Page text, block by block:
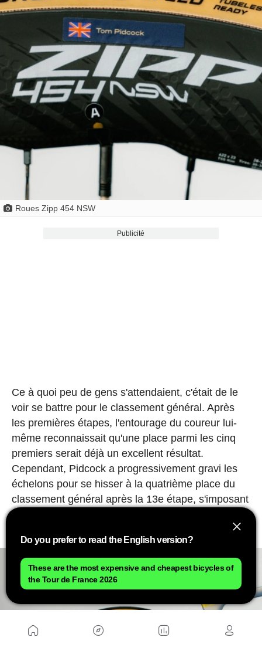
Roues Zipp 454 NSW
Publicité
Ce à quoi peu de gens s'attendaient, c'était de le
voir se battre pour le classement général. Après
les premières étapes, l'entourage du coureur lui-
même reconnaissait qu'une place parmi les cinq
premiers serait déjà un excellent résultat.
Cependant, Pidcock a progressivement gravi les
échelons pour se hisser à la quatrième place du
classement général après la 13e étape, s'imposant
ainsi comme l'un des coureurs qui animent le plus
Do you prefer to read the English version?
These are the most expensive and cheapest bicycles of
the Tour de France 2026